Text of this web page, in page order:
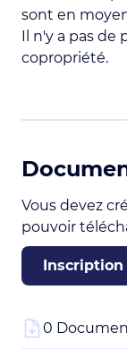
sont en
Il n'y a pas
copropriété.
Vous devez
pouvoir
Inscription
0